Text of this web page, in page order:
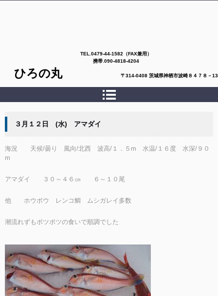
TEL. 0479-44-1582（FAX兼用）
携帯.090-4818-4204
ひろの丸〒314-0408 茨城県神栖市波崎８４７８－13
３月１２日 (水) アマダイ
海況 天候/曇り 風向/北西 波高/１．５m 水温/１６度 水深/９０
m
アマダイ ３０～４６㎝ ６～１０尾
他 ホウボウ レンコ鯛 ムシガレイ多数
潮流れずもポツポツの食いで順調でした